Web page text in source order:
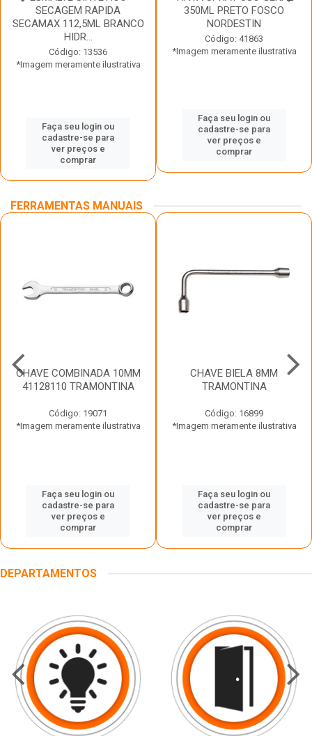
SECAGEM RAPIDA
SECAMAX 112,5ML BRANCO
HIDR...
Código: 13536
*Imagem meramente ilustrativa
Faça seu login ou
cadastre-se para
ver preços e
comprar
350ML PRETO FOSCO
NORDESTIN
Código: 41863
*Imagem meramente ilustrativa
Faça seu login ou
cadastre-se para
ver preços e
comprar
FERRAMENTAS MANUAIS
CHAVE COMBINADA 10MM
41128110 TRAMONTINA
Código: 19071
*Imagem meramente ilustrativa
Faça seu login ou
cadastre-se para
ver preços e
comprar
CHAVE BIELA 8MM
TRAMONTINA
Código: 16899
*Imagem meramente ilustrativa
Faça seu login ou
cadastre-se para
ver preços e
comprar
DEPARTAMENTOS